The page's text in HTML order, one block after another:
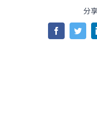
分
Facebook